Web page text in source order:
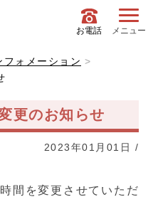
お電話 メニュー
フォメーション
更のお知らせ
2023年01月01日 /
間を変更させていただ